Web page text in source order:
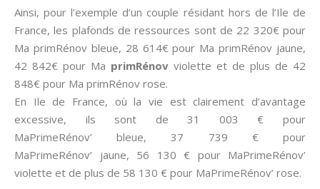
Ainsi, pour l’exemple d’un couple résidant hors de l’Ile de
France, les plafonds de ressources sont de 22 320€ pour
Ma primRénov bleue, 28 614€ pour Ma primRénov jaune,
42 842€ pour Ma primRénov violette et de plus de 42
848€ pour Ma primRénov rose.
En Ile de France, où la vie est clairement d’avantage
excessive, ils sont de 31 003 € pour
MaPrimeRénov’ bleue, 37 739 € pour
MaPrimeRénov’ jaune, 56 130 € pour MaPrimeRénov’
violette et de plus de 58 130 € pour MaPrimeRénov’ rose.